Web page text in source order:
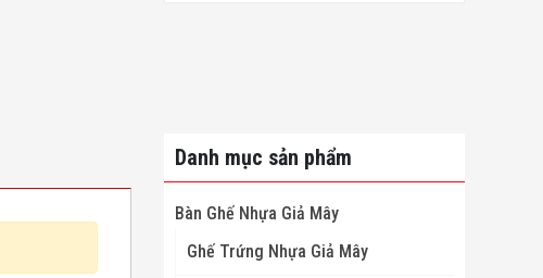
Danh mục sản phẩm
Bàn Ghế Nhựa Giả Mây
Ghế Trứng Nhựa Giả Mây